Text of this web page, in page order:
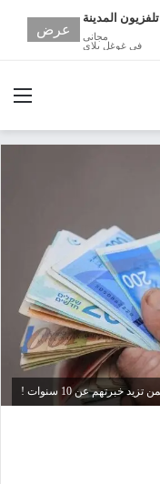
تلفزيون المدينة
مجانى
في غوغل بلاي
عرض